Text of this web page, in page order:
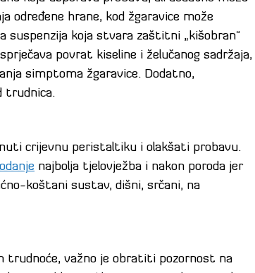
određene hrane, kod žgaravice može
suspenzija koja stvara zaštitni „kišobran“
povrat kiseline i želučanog sadržaja,
simptoma žgaravice. Dodatno,
trudnica.
crijevnu peristaltiku i olakšati probavu.
najbolja tjelovježba i nakon poroda jer
koštani sustav, dišni, srčani, na
trudnoće, važno je obratiti pozornost na